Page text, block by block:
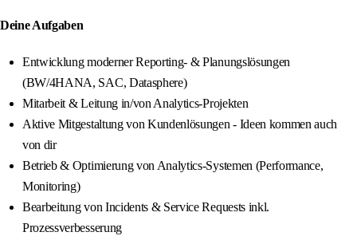
Deine Aufgaben
Entwicklung moderner Reporting- & Planungslösungen
(BW/4HANA, SAC, Datasphere)
Mitarbeit & Leitung in/von Analytics-Projekten
Aktive Mitgestaltung von Kundenlösungen - Ideen kommen auch
von dir
Betrieb & Optimierung von Analytics-Systemen (Performance,
Monitoring)
Bearbeitung von Incidents & Service Requests inkl.
Prozessverbesserung